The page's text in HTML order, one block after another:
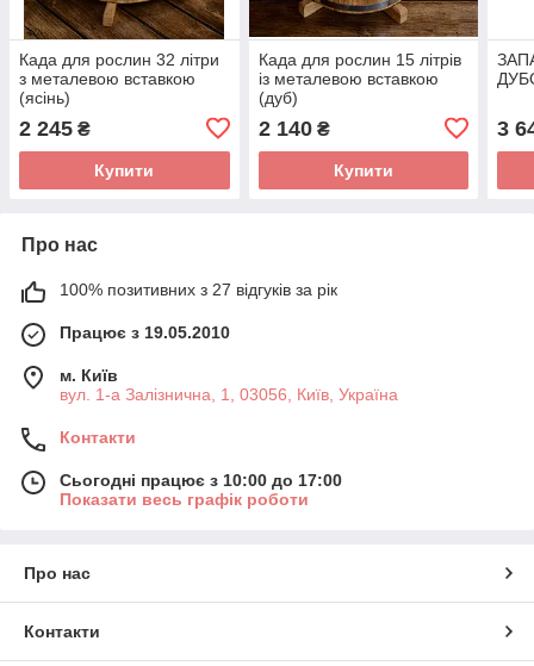
Када для рослин 32 літри
з металевою вставкою
(ясінь)
2 245 ₴
Купити
Када для рослин 15 літрів
із металевою вставкою
(дуб)
2 140₴
Купити
3
Про нас
100% позитивних з 27 відгуків за рік
Працює з 19.05.2010
м. Київ
вул. 1-а Залізнична, 1, 03056, Київ, Україна
Контакти
Сьогодні працює з 10:00 до 17:00
Показати весь графік роботи
Про нас
Контакти